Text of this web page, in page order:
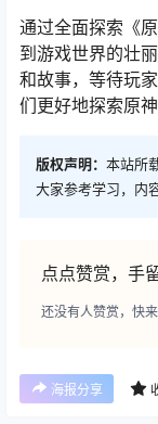
通过全面探索《
到游戏世界的壮
和故事，等待玩
们更好地探索原
版权声明： 本站所
大家参考学习，内
点点赞赏，手
还没有人赞赏，快
海报分享